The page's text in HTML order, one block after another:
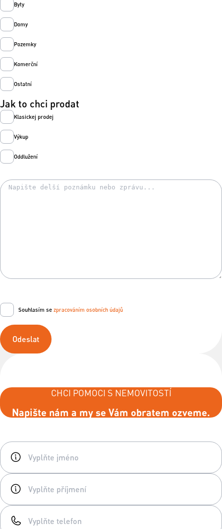
Byty
Domy
Pozemky
Komerční
Ostatní
Jak to chci prodat
Klasickej prodej
Výkup
Oddlužení
Souhlasím se zpracováním osobních údajů
Odeslat
CHCI POMOCI S NEMOVITOSTÍ
Napište nám a my se Vám obratem ozveme.